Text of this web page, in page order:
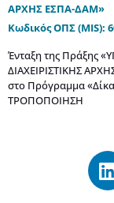
ΑΡΧΗΣ ΕΣΠΑ-ΔΑΜ»
Κωδικός ΟΠΣ (MIS):
Ένταξη της Πράξης
ΔΙΑΧΕΙΡΙΣΤΙΚΗΣ
στο Πρόγραμμα
ΤΡΟΠΟΠΟΙΗΣΗ